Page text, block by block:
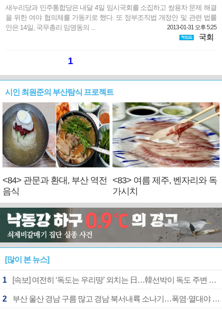
새누리당과 민주통합당은 내달 4일 임시국회를 소집하고 쌍용차 문제 해결
을 위한 여야 협의체를 가동키로 했다. 또 정부조직법 개정안 및 관련 법률
안은 14일, 국무총리 임명동의 ...
2013-01-31 오후 5:25
국회
1
시인 최원준의 부산탐식 프로젝트
<84> 관문과 환대, 부산 역전
음식
<83> 여름 제주, 벤자리와 독
가시치
[많이 본 뉴스]
1 [속보] 여전히 ‘독도는 우리땅’ 외치는 日…韓선박이 독도 주변 해양조사 활동하자 반발
2 부산 울산 경남 구름 많고 경남 북서내륙 소나기…폭염·열대야 계속